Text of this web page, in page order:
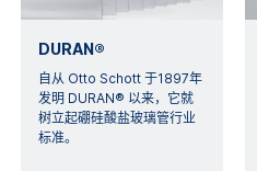
DURAN®
自从 Otto Schott 于1897年
发明 DURAN® 以来，它就
树立起硼硅酸盐玻璃管行业
标准。